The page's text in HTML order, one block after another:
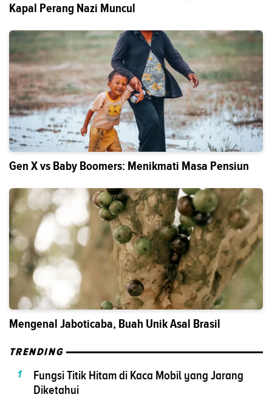
Kapal Perang Nazi Muncul
Gen X vs Baby Boomers: Menikmati Masa Pensiun
Mengenal Jaboticaba, Buah Unik Asal Brasil
TRENDING
1
Fungsi Titik Hitam di Kaca Mobil yang Jarang
Diketahui